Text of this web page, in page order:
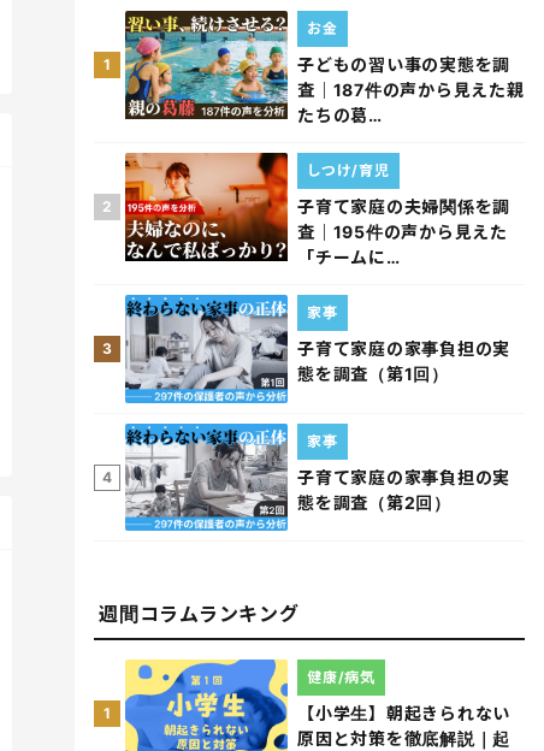
1
子どもの習い事の実態を調
査｜187件の声から見えた親
たちの葛…
お金
2
子育て家庭の夫婦関係を調
査｜195件の声から見えた
「チームに…
しつけ/育児
3
子育て家庭の家事負担の実
態を調査（第1回）
家事
4
子育て家庭の家事負担の実
態を調査（第2回）
家事
週間コラムランキング
1
【小学生】朝起きられない
原因と対策を徹底解説｜起
健康/病気